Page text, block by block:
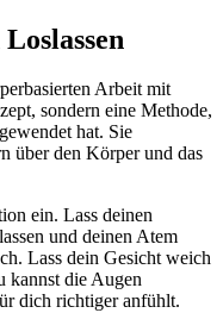
Arbeit mit
sondern eine Methode,
hat. Sie
über den Körper und das
ein. Lass deinen
und deinen Atem
Lass dein Gesicht weich
kannst die Augen
dich richtiger anfühlt.